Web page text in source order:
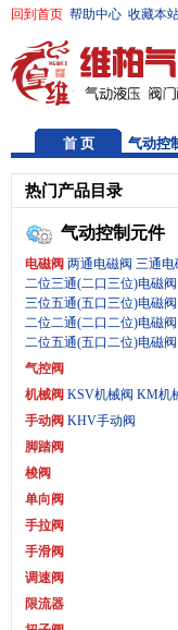
回到首页 帮助中心 收藏本
首 页 气动控
热门产品目录
气动控制元件
电磁阀 两通电磁阀 三通电
二位三通(二口三位)电磁阀
三位五通(五口三位)电磁阀
二位二通(二口二位)电磁阀
二位五通(五口二位)电磁阀
气控阀
机械阀 KSV机械阀 KM机
手动阀 KHV手动阀
脚踏阀
梭阀
单向阀
手拉阀
手滑阀
调速阀
限流器